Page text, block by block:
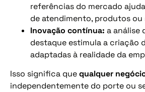
referências do mercado
de atendimento, produtos ou
Inovação contínua: a análise
destaque estimula a criação
adaptadas à realidade da
Isso significa quequalquer
independentemente do porte ou